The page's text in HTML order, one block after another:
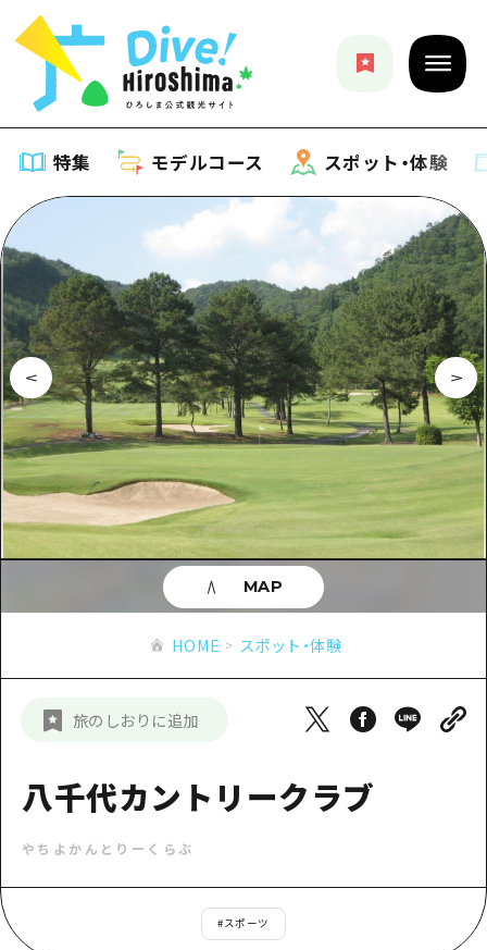
特集 モデルコース スポット・体験
特集
特集一覧
おすすめ
アート
イベント・祭り
グルメ・酒
サイクリング
ショッピング
スポーツ
ナイトライフ
定番
モデルコース
モデルコース一覧
Dive! Hiroshima 公式ガイド
広島もしもトラベル
あたらしい非日常
広島市周辺
安芸
備北
芸北
山口県東部
弾丸
日帰り
スポット・体験
スポット・体験一覧
広島市周辺
安芸
備後
備北
芸北
山口県東部
愛媛県
イベント
旬情報
お役立ち情報
お役立ち情報一覧
アクセス
お得な周遊チケット
HIROSHIMA FREE Wi-Fi
新着情報
事業者・学校関係者の皆さま
HOME スポット・体験
旅のしおりに追加
八千代カントリークラブ
やちよかんとりーくらぶ
#スポーツ
MAP